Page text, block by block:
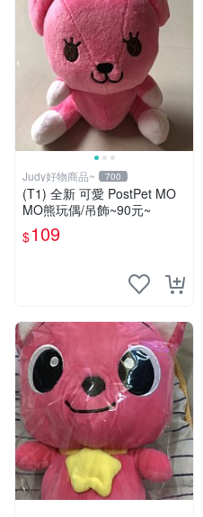
Judy好物商品~ 700
(T1) 全新 可愛 PostPet MO
MO熊玩偶/吊飾~90元~
$109